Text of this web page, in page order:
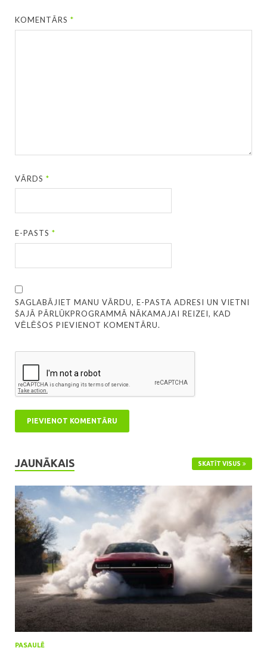
KOMENTĀRS*
VĀRDS*
E-PASTS*
SAGLABĀJIET MANU VĀRDU, E-PASTA ADRESI UN VIETNI
ŠAJĀ PĀRLŪKPROGRAMMĀ NĀKAMAJAI REIZEI, KAD
VĒLĒŠOS PIEVIENOT KOMENTĀRU.
JAUNĀKAIS SKATĪT VISUS
PASAULĒ